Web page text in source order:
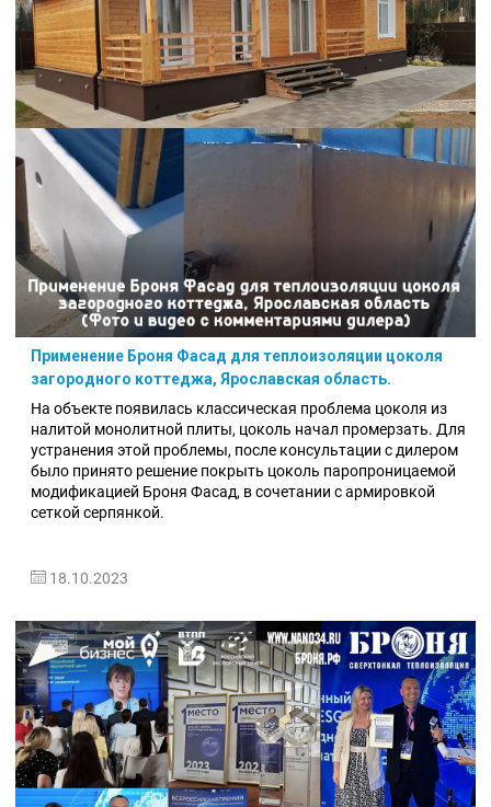
Применение Броня Фасад для теплоизоляции цоколя
загородного коттеджа, Ярославская область.
На объекте появилась классическая проблема цоколя из
налитой монолитной плиты, цоколь начал промерзать. Для
устранения этой проблемы, после консультации с дилером
было принято решение покрыть цоколь паропроницаемой
модификацией Броня Фасад, в сочетании с армировкой
сеткой серпянкой.
18.10.2023